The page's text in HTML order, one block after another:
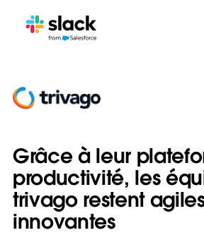
Grâce à leur
productivité, les
trivago restent
innovantes